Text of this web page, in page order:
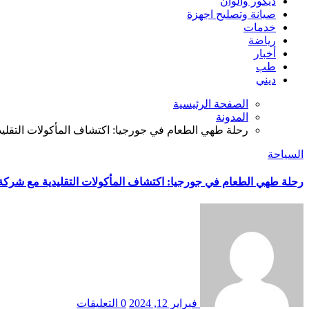
صيانة وتصليح اجهزة
خدمات
رياضة
أخبار
طب
ديني
الصفحة الرئيسية
المدونة
رحلة طهي الطعام في جورجيا: اكتشاف المأكولات
السياحة
رحلة طهي الطعام في جورجيا: اكتشاف المأكولات التقليدية مع
فبراير 12, 2024 0 التعليقات